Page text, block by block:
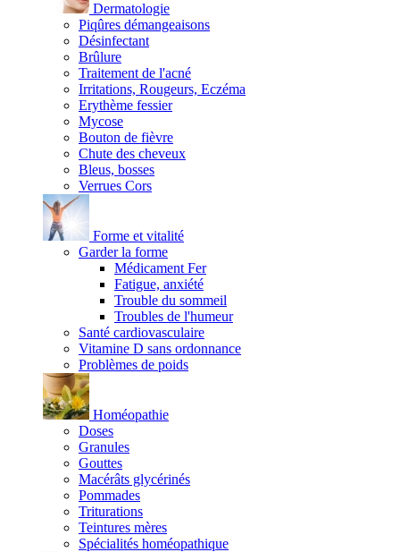
Dermatologie
Piqûres démangeaisons
Désinfectant
Brûlure
Traitement de l'acné
Irritations, Rougeurs, Eczéma
Erythème fessier
Mycose
Bouton de fièvre
Chute des cheveux
Bleus, bosses
Verrues Cors
Forme et vitalité
Garder la forme
Médicament Fer
Fatigue, anxiété
Trouble du sommeil
Troubles de l'humeur
Santé cardiovasculaire
Vitamine D sans ordonnance
Problèmes de poids
Homéopathie
Doses
Granules
Gouttes
Macérâts glycérinés
Pommades
Triturations
Teintures mères
Spécialités homéopathique